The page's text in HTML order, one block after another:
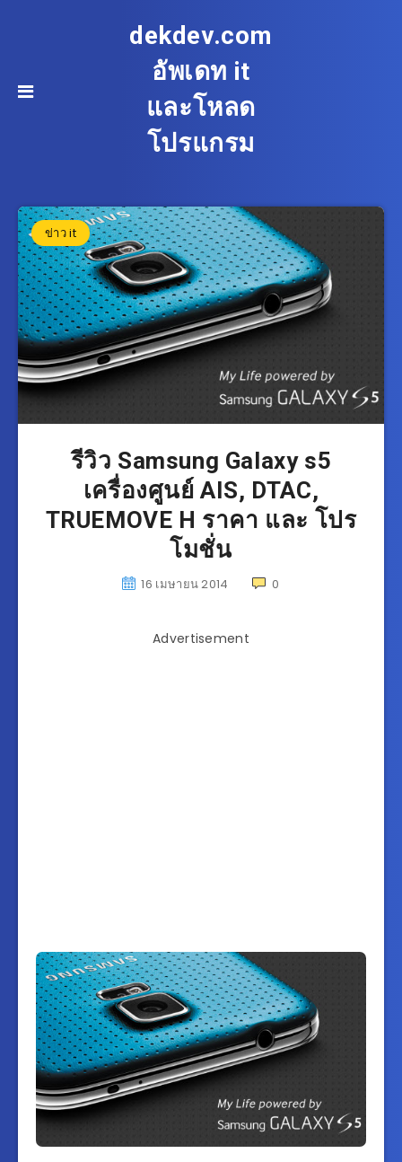
dekdev.com
อัพเดท it
และโหลด
โปรแกรม
ข่าว it
รีวิว Samsung Galaxy s5
เครื่องศูนย์ AIS, DTAC,
TRUEMOVE H ราคา และ โปร
โมชั่น
16 เมษายน 2014 0
Advertisement